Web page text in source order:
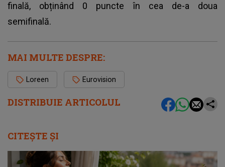
DISTRIBUIE ARTICOLUL
finală, obținând 0 puncte în cea de-a doua
semifinală.
MAI MULTE DESPRE:
Loreen Eurovision
CITEȘTE ȘI